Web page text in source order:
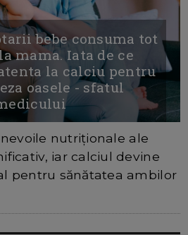
bebe consuma tot
mama. Iata de ce
la calciu pentru
oasele - sfatul
nutriționale ale
iar calciul devine
pentru sănătatea ambilor